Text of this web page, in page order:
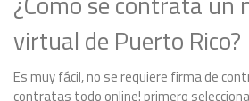
virtual de Puerto Rico?
Es muy fácil, no se requiere firma de
contratas todo online! primero